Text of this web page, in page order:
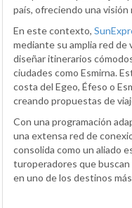
país, ofreciendo una
En este contexto,
mediante su amplia red
diseñar itinerarios
ciudades como Esmirna.
costa del Egeo, Éfeso o
creando propuestas de
Con una programación
una extensa red de
consolida como un aliado
turoperadores que
en uno de los destinos